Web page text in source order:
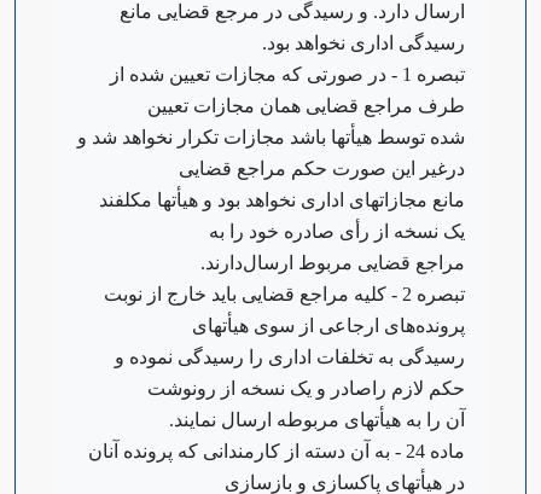
ارسال دارد. و رسیدگی در مرجع قضایی مانع
رسیدگی اداری نخواهد بود.
‌تبصره 1 - در صورتی که مجازات تعیین شده از
طرف مراجع قضایی همان مجازات تعیین
شده توسط هیأتها باشد مجازات تکرار نخواهد شد و
در‌غیر این صورت حکم مراجع قضایی
مانع مجازاتهای اداری نخواهد بود و هیأتها مکلفند
یک نسخه از رأی صادره خود را به
مراجع قضایی مربوط ارسال‌دارند.
‌تبصره 2 - کلیه مراجع قضایی باید خارج از نوبت
پرونده‌های ارجاعی از سوی هیأتهای
رسیدگی به تخلفات اداری را رسیدگی نموده و
حکم لازم را‌صادر و یک نسخه از رونوشت
آن را به هیأتهای مربوطه ارسال نمایند.
‌ماده 24 - به آن دسته از کارمندانی که پرونده آنان
در هیأتهای پاکسازی و بازسازی